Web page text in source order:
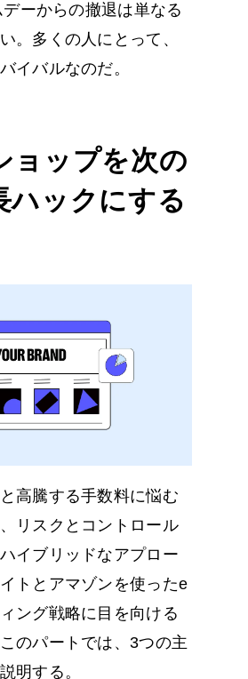
ーからの撤退は単なる
。多くの人にとって、
イバルなのだ。
ョップを次の
ハックにする
高騰する手数料に悩む
リスクとコントロール
イブリッドなアプロー
トとアマゾンを使ったe
ング戦略に目を向ける
のパートでは、3つの主
明する。